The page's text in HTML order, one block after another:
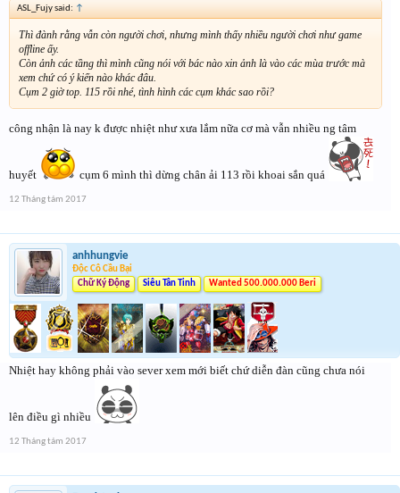
ASL_Fujy said: ↑
Thì đành rằng vẫn còn người chơi, nhưng mình thấy nhiều người chơi như game
offline ấy.
Còn ảnh các tầng thì mình cũng nói với bác nào xin ảnh là vào các mùa trước mà
xem chứ có ý kiến nào khác đâu.
Cụm 2 giờ top. 115 rồi nhé, tình hình các cụm khác sao rồi?
công nhận là nay k được nhiệt như xưa lắm nữa cơ mà vẫn nhiều ng tâm
huyết cụm 6 mình thì dừng chân ải 113 rồi khoai sắn quá
12 Tháng tám 2017
anhhungvie
Độc Cô Cầu Bại
Chữ Ký Động
Siêu Tân Tinh Wanted 500.000.000 Beri
Nhiệt hay không phải vào sever xem mới biết chứ diễn đàn cũng chưa nói
lên điều gì nhiều
12 Tháng tám 2017